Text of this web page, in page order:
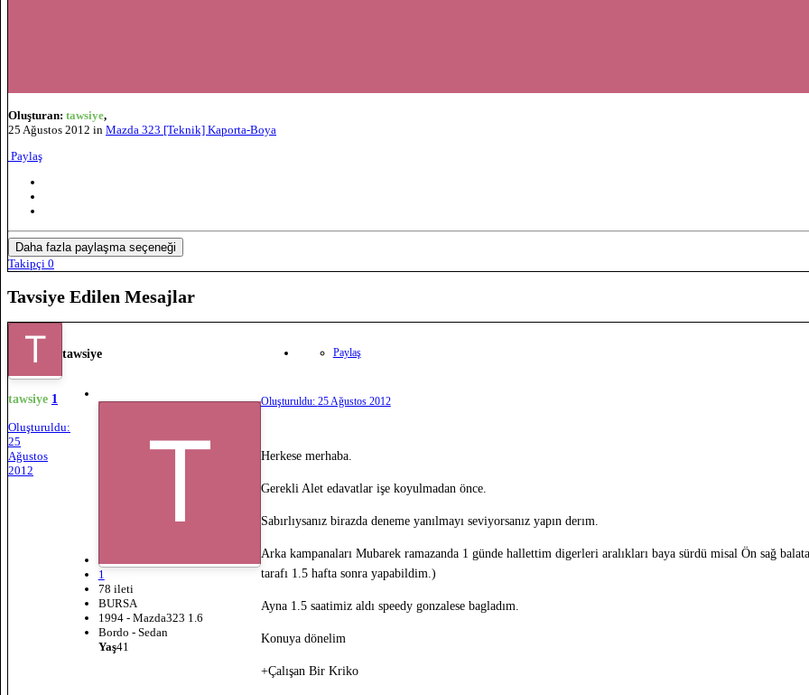
Oluşturan: tawsiye,
25 Ağustos 2012 in Mazda 323 [Teknik] Kaporta-Boya
Paylaş
Daha fazla paylaşma seçeneği
Takipçi 0
Tavsiye Edilen Mesajlar
tawsiye 1
Oluşturuldu:
25
Ağustos
2012
tawsiye
1
78 ileti
BURSA
1994 - Mazda323 1.6
Bordo - Sedan
Yaş41
Paylaş
Oluşturuldu: 25 Ağustos 2012
Herkese merhaba.
Gerekli Alet edavatlar işe koyulmadan önce.
Sabırlıysanız birazda deneme yanılmayı seviyorsanız yapın derım.
Arka kampanaları Mubarek ramazanda 1 günde hallettim digerleri aralıkları baya sürdü misal Ön sağ
tarafı 1.5 hafta sonra yapabildim.)
Ayna 1.5 saatimiz aldı speedy gonzalese bagladım.
Konuya dönelim
+Çalışan Bir Kriko